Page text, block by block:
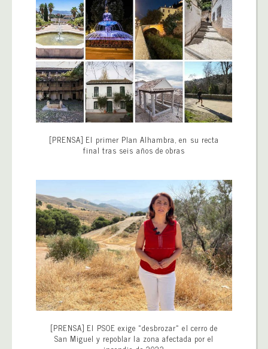
[PRENSA] El primer Plan Alhambra, en su recta
final tras seis años de obras
[PRENSA] El PSOE exige «desbrozar» el cerro de
San Miguel y repoblar la zona afectada por el